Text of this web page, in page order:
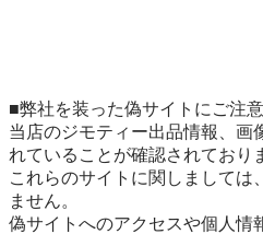
■弊社を装った偽サイトにご注意
当店のジモティー出品情報、画
れていることが確認されており
これらのサイトに関しましては
ません。
偽サイトへのアクセスや個人情